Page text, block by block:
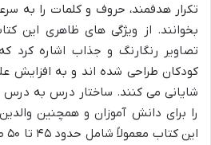
تکرار هدفمند، حروف و کلمات را
بخوانند. از ویژگی های ظاهری این
تصاویر رنگارنگ و جذاب اشاره کرد
کودکان طراحی شده اند و به افزایش
شایانی می کنند. ساختار درس به درس
را برای دانش آموزان و همچنین